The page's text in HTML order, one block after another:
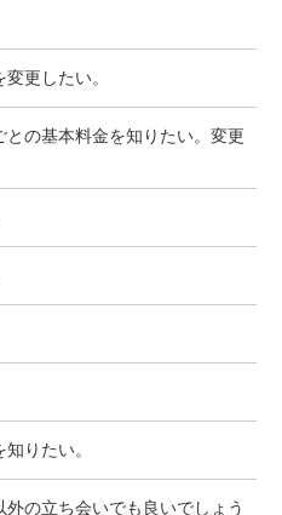
更したい。
の基本料金を知りたい。変更
知りたい。
の立ち会いでも良いでしょう